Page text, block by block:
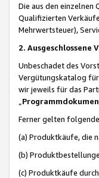
Die aus den einzelnen
Qualifizierten
Mehrwertsteuer),
2. Ausgeschlossene
Unbeschadet des
Vergütungskatalog
wir jeweils für das
Ferner gelten
(a) Produktkäufe, die
(b)
(c) Produktkäufe